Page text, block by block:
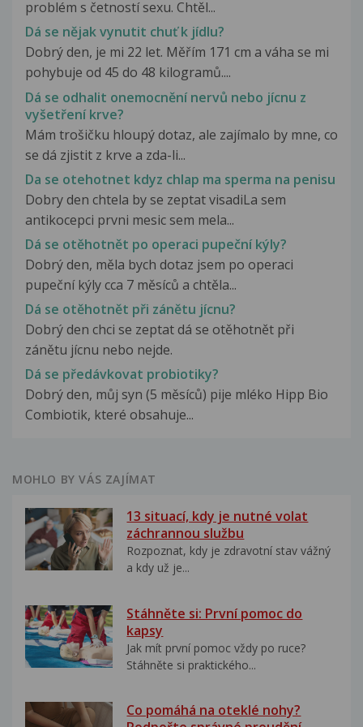
problém s četností sexu. Chtěl...
Dá se nějak vynutit chuť k jídlu?
Dobrý den, je mi 22 let. Měřím 171 cm a váha se mi
pohybuje od 45 do 48 kilogramů....
Dá se odhalit onemocnění nervů nebo jícnu z
vyšetření krve?
Mám trošičku hloupý dotaz, ale zajímalo by mne, co
se dá zjistit z krve a zda-li...
Da se otehotnet kdyz chlap ma sperma na penisu
Dobry den chtela by se zeptat visadiLa sem
antikocepci prvni mesic sem mela...
Dá se otěhotnět po operaci pupeční kýly?
Dobrý den, měla bych dotaz jsem po operaci
pupeční kýly cca 7 měsíců a chtěla...
Dá se otěhotnět při zánětu jícnu?
Dobrý den chci se zeptat dá se otěhotnět při
zánětu jícnu nebo nejde.
Dá se předávkovat probiotiky?
Dobrý den, můj syn (5 měsíců) pije mléko Hipp Bio
Combiotik, které obsahuje...
MOHLO BY VÁS ZAJÍMAT
13 situací, kdy je nutné volat
záchrannou službu
Rozpoznat, kdy je zdravotní stav vážný
a kdy už je...
Stáhněte si: První pomoc do
kapsy
Jak mít první pomoc vždy po ruce?
Stáhněte si praktického...
Co pomáhá na oteklé nohy?